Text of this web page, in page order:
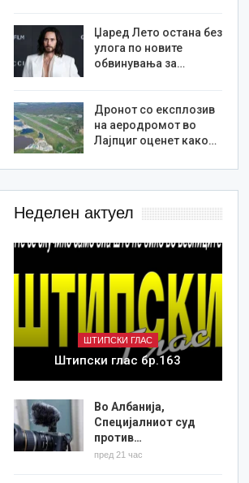
Џаред Лето остана без
улога по новите
обвинувања за…
Дронот со експлозив
на аеродромот во
Лајпциг оценет како…
Неделен актуел
ШТИПСКИ ГЛАС
Штипски глас бр.163
Во Албанија,
Специјалниот суд
против…
пред 21 час